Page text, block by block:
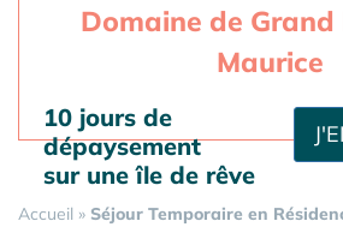
Domaine de Grand
Maurice
10 jours de
dépaysement
sur une île de rêve
Accueil » Séjour Temporaire en